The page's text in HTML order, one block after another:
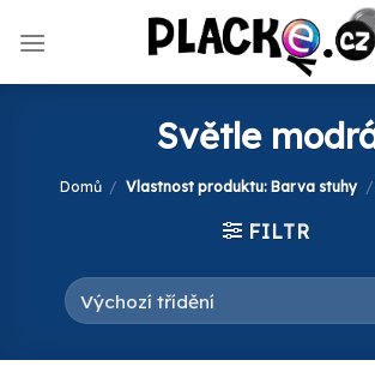
Světle
Domů / Vlastnost produktu: Barva stuhy /
FILTR